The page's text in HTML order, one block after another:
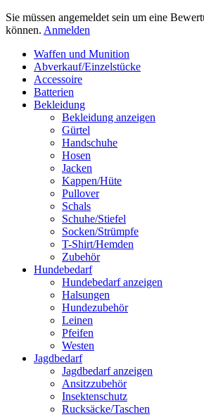
Sie müssen angemeldet sein um eine
können. Anmelden
Waffen und Munition
Abverkauf/Einzelstücke
Accessoire
Batterien
Bekleidung
Bekleidung anzeigen
Gürtel
Handschuhe
Hosen
Jacken
Kappen/Hüte
Pullover
Schals
Schuhe/Stiefel
Socken/Strümpfe
T-Shirt/Hemden
Zubehör
Hundebedarf
Hundebedarf anzeigen
Halsungen
Hundezubehör
Leinen
Pfeifen
Westen
Jagdbedarf
Jagdbedarf anzeigen
Ansitzzubehör
Insektenschutz
Rucksäcke/Taschen